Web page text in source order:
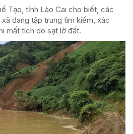
Tạo, tỉnh Lào Cai cho biết, các
đang tập trung tìm kiếm, xác
mất tích do sạt lở đất.